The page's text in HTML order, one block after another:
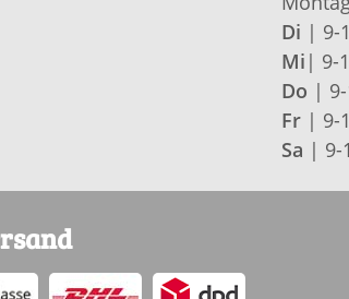
Di | 9-
Mi | 9-
Do |
Fr| 9-
Sa | 9-